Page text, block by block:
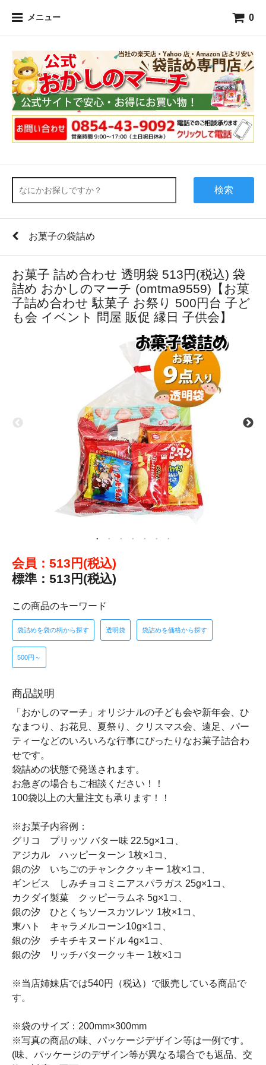
メニュー 0
検索
お菓子の袋詰め
お菓子 詰め合わせ 透明袋 513円(税込) 袋
詰め おかしのマーチ (omtma9559)【お菓
子詰め合わせ 駄菓子 お祭り 500円台 子ど
も会 イベント 問屋 販促 縁日 子供会】
会員：513円(税込)
標準：513円(税込)
この商品のキーワード
袋詰めを袋の柄から探す 透明袋 袋詰めを価格から探す
500円～
商品説明
「おかしのマーチ」オリジナルの子ども会や新年会、ひ
なまつり、お花見、夏祭り、クリスマス会、遠足、パー
ティーなどのいろいろな行事にぴったりなお菓子詰合わ
せです。
袋詰めの状態で発送されます。
お急ぎの場合もご相談ください！！
100袋以上の大量注文も承ります！！
※お菓子内容例：
グリコ プリッツ バター味 22.5g×1コ、
アジカル ハッピーターン 1枚×1コ、
銀の汐 いちごのチャンククッキー 1枚×1コ、
ギンビス しみチョコミニアスパラガス 25g×1コ、
カクダイ製菓 クッピーラムネ 5g×1コ、
銀の汐 ひとくちソースカツレツ 1枚×1コ、
東ハト キャラメルコーン10g×1コ、
銀の汐 チキチキヌードル 4g×1コ、
銀の汐 リッチバタークッキー 1枚×1コ
※当店姉妹店では540円（税込）で販売している商品で
す。
※袋のサイズ：200mm×300mm
※写真の商品の味、パッケージデザイン等は一例です。
(味、パッケージのデザイン等が異なる場合でも返品、交